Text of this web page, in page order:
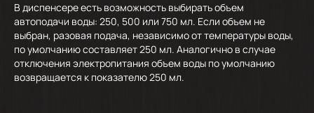
В диспенсере есть возможность выбирать объем
автоподачи воды: 250, 500 или 750 мл. Если объем не
выбран, разовая подача, независимо от температуры воды,
по умолчанию составляет 250 мл. Аналогично в случае
отключения электропитания объем воды по умолчанию
возвращается к показателю 250 мл.